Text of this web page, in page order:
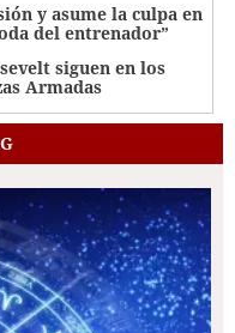
y asume la culpa en
del entrenador”
siguen en los
Armadas